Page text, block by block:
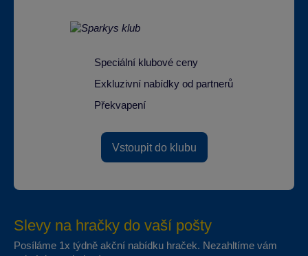
Speciální klubové ceny
Exkluzivní nabídky od partnerů
Překvapení
Vstoupit do klubu
Slevy na hračky do vaší pošty
Posíláme 1x týdně akční nabídku hraček. Nezahltíme vám